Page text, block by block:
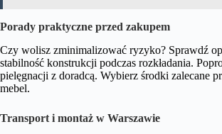
Porady praktyczne przed zakupem
Czy wolisz zminimalizować ryzyko? Sprawdź
stabilność konstrukcji podczas rozkładania.
pielęgnacji z doradcą. Wybierz środki zalecane
mebel.
Transport i montaż w Warszawie